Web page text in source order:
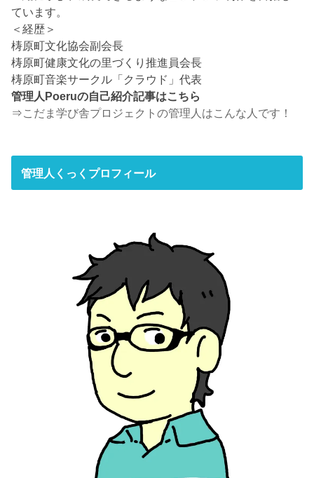
ています。
＜経歴＞
梼原町文化協会副会長
梼原町健康文化の里づくり推進員会長
梼原町音楽サークル「クラウド」代表
管理人Poeruの自己紹介記事はこちら
⇒こだま学び舎プロジェクトの管理人はこんな人です！
管理人くっくプロフィール